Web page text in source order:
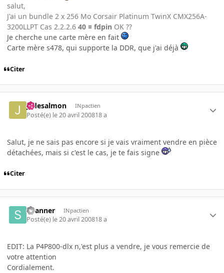
salut,
J'ai un bundle 2 x 256 Mo Corsair Platinum TwinX CMX256A-
3200LLPT Cas 2.2.2.6 40 ¤ fdpin OK ??
Je cherche une carte mère en fait
Carte mère s478, qui supporte la DDR, que j'ai déjà
Citer
jadesalmon INpactien
Posté(e) le 20 avril 200818 a
Salut, je ne sais pas encore si je vais vraiment vendre en pièce
détachées, mais si c'est le cas, je te fais signe
Citer
Skanner INpactien
Posté(e) le 20 avril 200818 a
EDIT: La P4P800-dlx n,'est plus a vendre, je vous remercie de
votre attention
Cordialement.